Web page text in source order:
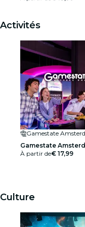
Activités
Gamestate
À partir de€ 17,99
Culture